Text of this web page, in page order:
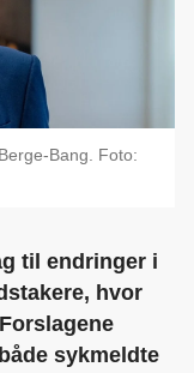
Bang. Foto:
til endringer i
hvor
sykmeldte